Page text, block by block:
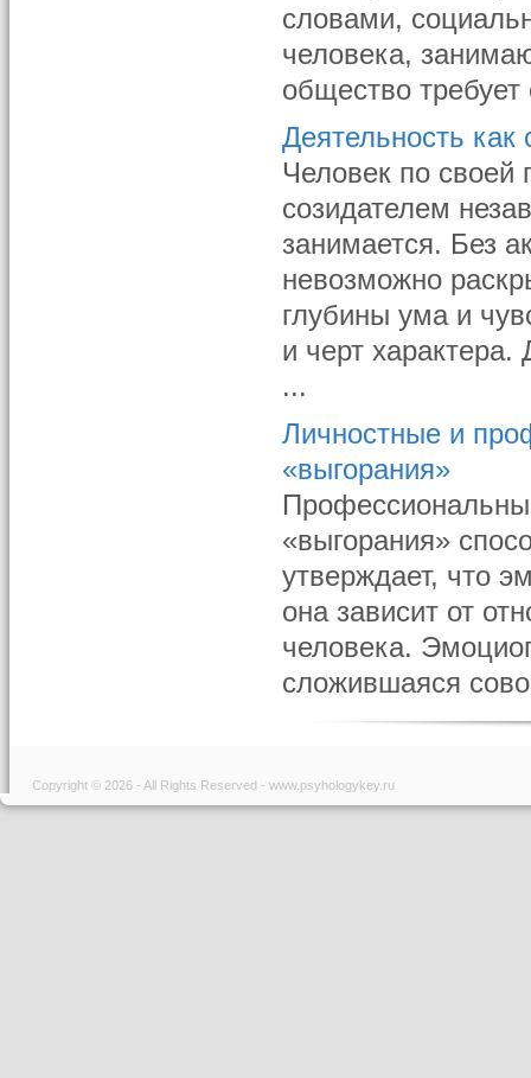
словами,
человека,
общество
Деятельность как
Человек по своей
созидателем
занимается. Без
невозможно
глубины ума и
и черт характера.
...
Личностные и
«выгорания»
«выгорания»
утверждает, что
она зависит от
человека.
сложившаяся
Copyright © 2026 - All Rights Reserved - www.psyhologykey.ru